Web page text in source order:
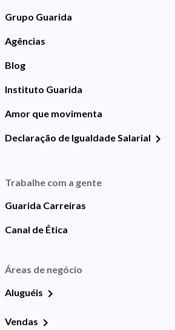
Grupo Guarida
Agências
Blog
Instituto Guarida
Amor que movimenta
Declaração de Igualdade Salarial
Trabalhe com a gente
Guarida Carreiras
Canal de Ética
Áreas de negócio
Aluguéis
Vendas